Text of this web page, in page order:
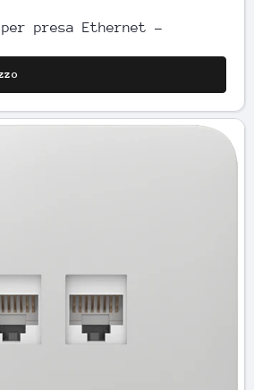
presa Ethernet -